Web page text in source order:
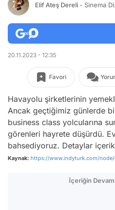
Elif Ateş Dereli - Sinema
20.11.2023 - 12:35
Favori
Havayolu şirketlerinin
Ancak geçtiğimiz günlerde
business class yolcularına
görenleri hayrete düşürdü.
bahsediyoruz. Detaylar
Kaynak: https://www.indyturk.com/node/
İçeriğin